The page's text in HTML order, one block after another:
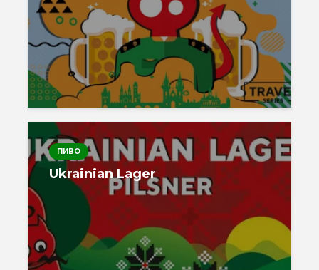
ПИВО
Ukrainian Lager